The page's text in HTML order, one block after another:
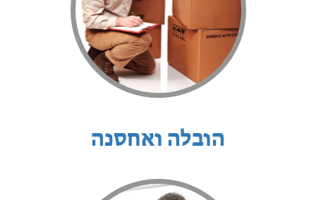
הובלה ואחסנה